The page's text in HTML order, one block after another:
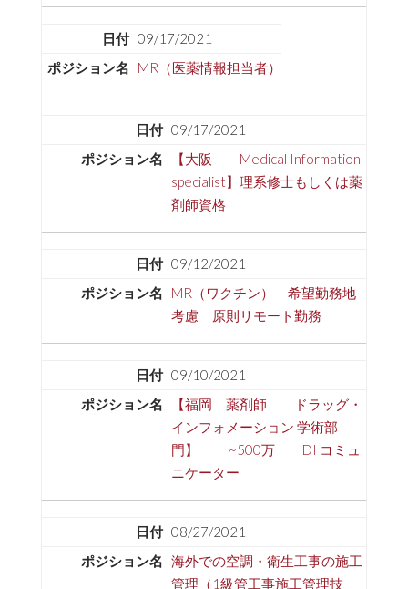
09/17/2021
MR（医薬情報担当者）
09/17/2021
【大阪 Medical Information
specialist】理系修士もしくは薬
剤師資格
09/12/2021
MR（ワクチン） 希望勤務地
考慮 原則リモート勤務
09/10/2021
【福岡 薬剤師 ドラッグ・
インフォメーション 学術部
門】 ~500万 DI コミュ
ニケーター
08/27/2021
海外での空調・衛生工事の施工
管理（1級管工事施工管理技